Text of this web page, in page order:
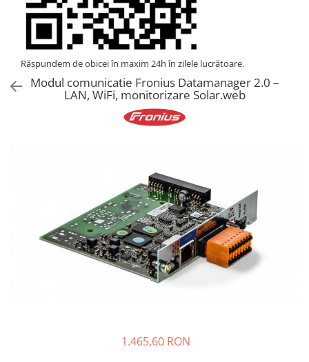
MPPT
Accesorii Victron
Acumulatori Victron
Invertor Hibrid - Off Grid
Statii de reincarcare Victron
Acumulatori
FelicitySolar
Fronius Reserva
Răspundem de obicei în maxim 24h în zilele lucrătoare.
Modul comunicatie Fronius Datamanager 2.0 –
LAN, WiFi, monitorizare Solar.web
1.465,60 RON